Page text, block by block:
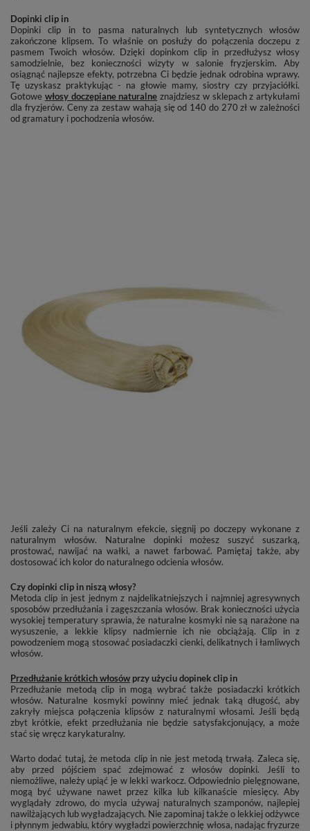
Dopinki clip in
Dopinki clip in to pasma naturalnych lub syntetycznych włosów
zakończone klipsem. To właśnie on posłuży do połączenia doczepu z
pasmem Twoich włosów. Dzięki dopinkom clip in przedłużysz włosy
samodzielnie, bez konieczności wizyty w salonie fryzjerskim. Aby
osiągnąć najlepsze efekty, potrzebna Ci będzie jednak odrobina wprawy.
Tę uzyskasz praktykując - na głowie mamy, siostry czy przyjaciółki.
Gotowe włosy doczepiane naturalne znajdziesz w sklepach z artykułami
dla fryzjerów. Ceny za zestaw wahają się od 140 do 270 zł w zależności
od gramatury i pochodzenia włosów.
Jeśli zależy Ci na naturalnym efekcie, sięgnij po doczepy wykonane z
naturalnym włosów. Naturalne dopinki możesz suszyć suszarką,
prostować, nawijać na wałki, a nawet farbować. Pamiętaj także, aby
dostosować ich kolor do naturalnego odcienia włosów.
Czy dopinki clip in niszą włosy?
Metoda clip in jest jednym z najdelikatniejszych i najmniej agresywnych
sposobów przedłużania i zagęszczania włosów. Brak konieczności użycia
wysokiej temperatury sprawia, że naturalne kosmyki nie są narażone na
wysuszenie, a lekkie klipsy nadmiernie ich nie obciążają. Clip in z
powodzeniem mogą stosować posiadaczki cienki, delikatnych i łamliwych
włosów.
Przedłużanie krótkich włosów przy użyciu dopinek clip in
Przedłużanie metodą clip in mogą wybrać także posiadaczki krótkich
włosów. Naturalne kosmyki powinny mieć jednak taką długość, aby
zakryły miejsca połączenia klipsów z naturalnymi włosami. Jeśli będą
zbyt krótkie, efekt przedłużania nie będzie satysfakcjonujący, a może
stać się wręcz karykaturalny.
Warto dodać tutaj, że metoda clip in nie jest metodą trwałą. Zaleca się,
aby przed pójściem spać zdejmować z włosów dopinki. Jeśli to
niemożliwe, należy upiąć je w lekki warkocz. Odpowiednio pielęgnowane,
mogą być używane nawet przez kilka lub kilkanaście miesięcy. Aby
wyglądały zdrowo, do mycia używaj naturalnych szamponów, najlepiej
nawilżających lub wygładzających. Nie zapominaj także o lekkiej odżywce
i płynnym jedwabiu, który wygładzi powierzchnię włosa, nadając fryzurze